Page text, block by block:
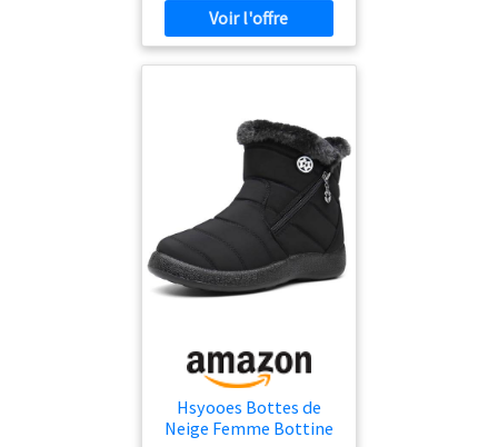
Hsyooes Bottes de
Neige Femme Bottine